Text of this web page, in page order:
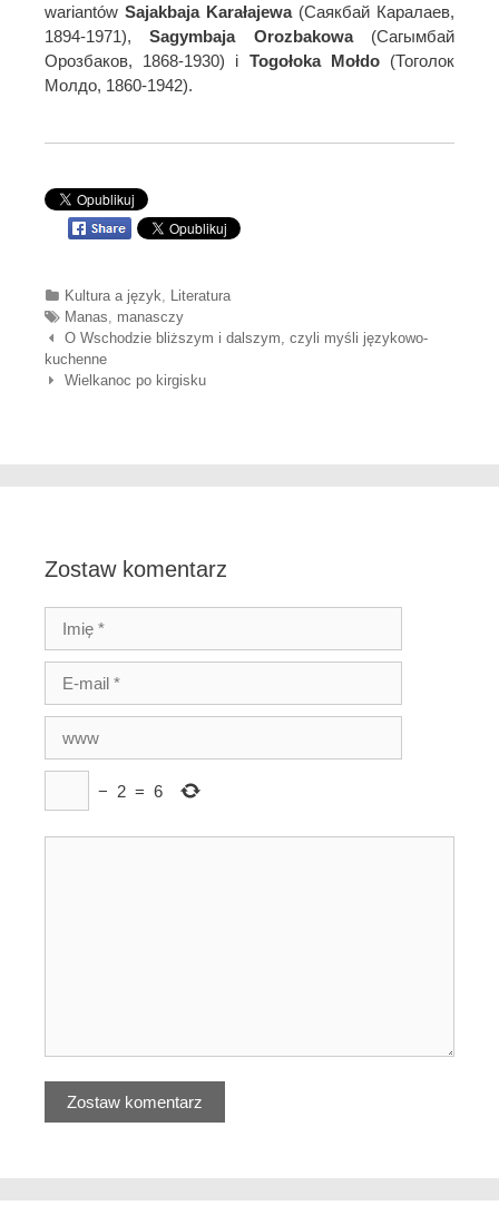
wariantów Sajakbaja Karałajewa (Саякбай Каралаев,
1894-1971),Sagymbaja Orozbakowa(Сагымбай
Орозбаков, 1868-1930) i Togołoka Mołdo (Тоголок
Молдо, 1860-1942).
Categories
Kultura a język, Literatura
Tags
Manas, manasczy
Nawigacja wpisów
O Wschodzie bliższym i dalszym, czyli myśli językowo-
kuchenne
Wielkanoc po kirgisku
Zostaw komentarz
− 2 = 6